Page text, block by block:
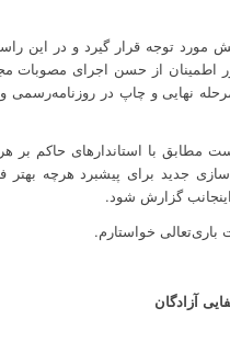
توجه قرار گیرد و در این
اطمینان از حسن اجرای مصوبات
نهایی و چاپ در روزنامه‌رسمی و
با استاندارهای حاکم بر
جدید برای پیشبرد هرچه بهتر
گزارش شود.
خواستارم.
آزادگان